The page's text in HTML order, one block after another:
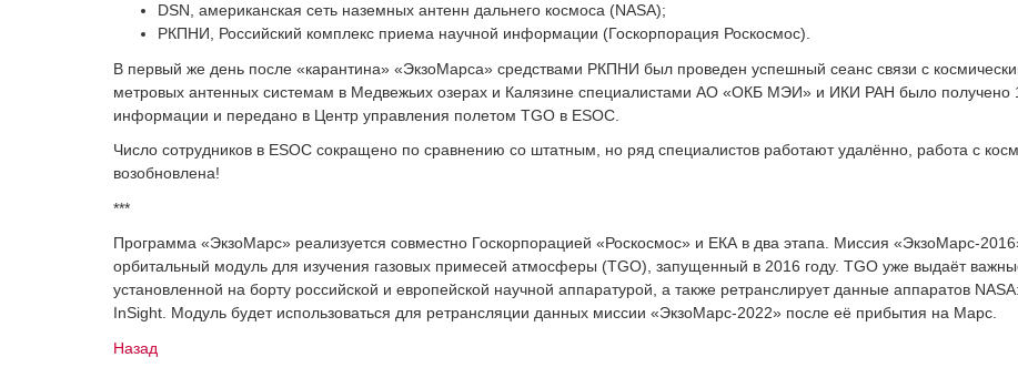
DSN, американская сеть наземных антенн дальнего космоса (NASA);
РКПНИ, Российский комплекс приема научной информации (Госкорпорация Роскосмос).
В первый же день после «карантина» «ЭкзоМарса» средствами РКПНИ был проведен успешный сеанс связи с
метровых антенных системам в Медвежьих озерах и Калязине специалистами АО «ОКБ МЭИ» и ИКИ РАН было получено
информации и передано в Центр управления полетом TGO в ESOC.
Число сотрудников в ESOC сокращено по сравнению со штатным, но ряд специалистов работают удалённо, работа с
возобновлена!
***
Программа «ЭкзоМарс» реализуется совместно Госкорпорацией «Роскосмос» и ЕКА в два этапа. Миссия «ЭкзоМарс-
орбитальный модуль для изучения газовых примесей атмосферы (TGO), запущенный в 2016 году. TGO уже выдаёт
установленной на борту российской и европейской научной аппаратурой, а также ретранслирует данные аппаратов
InSight. Модуль будет использоваться для ретрансляции данных миссии «ЭкзоМарс-2022» после её прибытия на Марс.
Назад